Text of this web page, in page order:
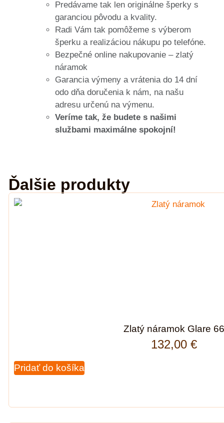
Predávame tak len originálne šperky s
garanciou pôvodu a kvality.
Radi Vám tak pomôžeme s výberom
šperku a realizáciou nákupu po telefóne.
Bezpečné online nakupovanie – zlatý
náramok
Garancia výmeny a vrátenia do 14 dní
odo dňa doručenia k nám, na našu
adresu určenú na výmenu.
Veríme tak, že budete s našimi
službami maximálne spokojní!
Ďalšie produkty
Zlatý náramok Glare 66
132,00 €
Pridať do košíka